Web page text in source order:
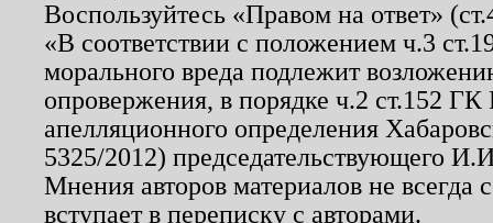
Воспользуйтесь «Правом на ответ»
«В соответствии с положением ч.3
морального вреда подлежит
опровержения, в порядке ч.2 ст.152
апелляционного определения
5325/2012) председательствующего
Мнения авторов материалов не
вступает в переписку с авторами.